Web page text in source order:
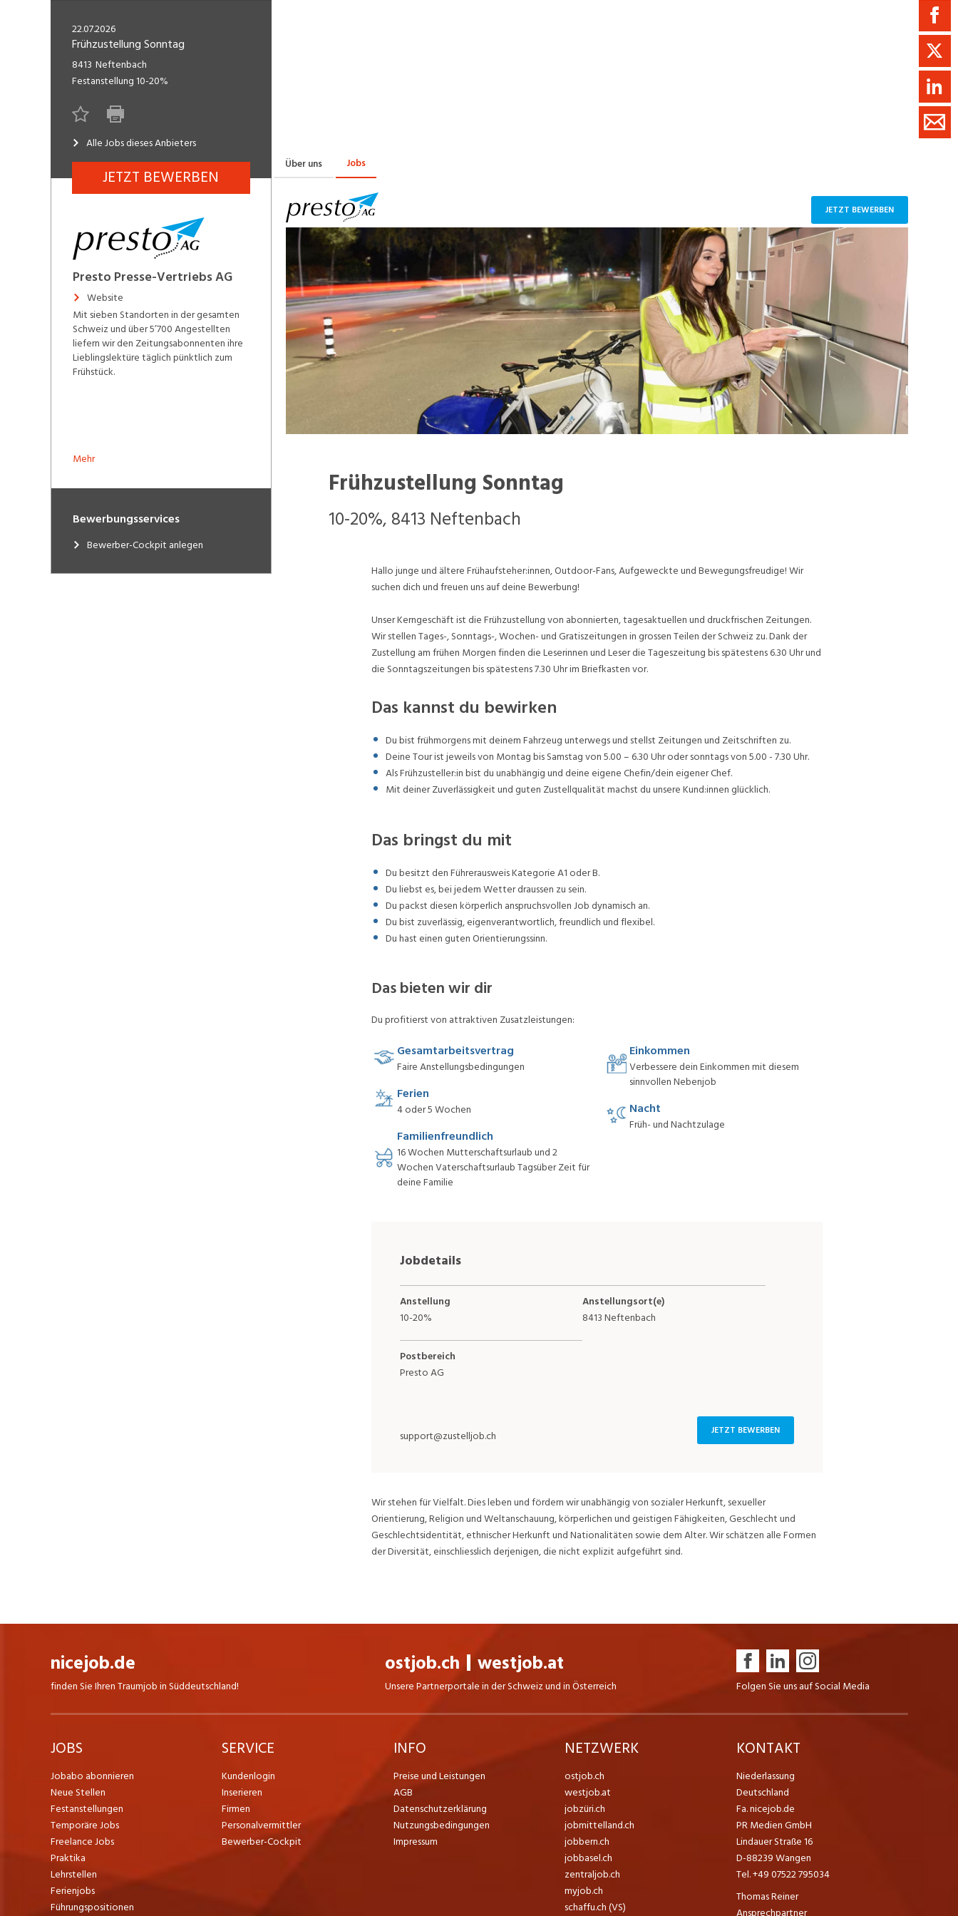
Freelance
Lehrstelle
Engineering, Technik, Architektur
Gastronomie, Hotellerie,
Tourismus, Lebensmittel
Informatik, Telekommunikation
Marketing, Kommunikation,
Medien, Druck (Fertigung)
Verkauf, Handel, Kundenberatung,
Sicherheit, Rettung, Polizei, Zoll
22.07.2026
Frühzustellung Sonntag
8413 Neftenbach
Festanstellung 10-20%
Alle Jobs dieses Anbieters
JETZT BEWERBEN
Über uns Jobs
Presto Presse-Vertriebs AG
Website
Mit sieben Standorten in der gesamten
Schweiz und über 5’700 Angestellten
liefern wir den Zeitungsabonnenten ihre
Lieblingslektüre täglich pünktlich zum
Frühstück.
Mehr
Bewerbungsservices
Bewerber-Cockpit anlegen
JETZT BEWERBEN
Frühzustellung Sonntag
10-20%, 8413 Neftenbach
Hallo junge und ältere Frühaufsteher:innen, Outdoor-Fans, Aufgeweckte und Bewegungsfreudige! Wir
suchen dich und freuen uns auf deine Bewerbung!
Unser Kerngeschäft ist die Frühzustellung von abonnierten, tagesaktuellen und druckfrischen Zeitungen.
Wir stellen Tages-, Sonntags-, Wochen- und Gratiszeitungen in grossen Teilen der Schweiz zu. Dank der
Zustellung am frühen Morgen finden die Leserinnen und Leser die Tageszeitung bis spätestens 6.30 Uhr und
die Sonntagszeitungen bis spätestens 7.30 Uhr im Briefkasten vor.
Das kannst du bewirken
Du bist frühmorgens mit deinem Fahrzeug unterwegs und stellst Zeitungen und Zeitschriften zu.
Deine Tour ist jeweils von Montag bis Samstag von 5.00 – 6.30 Uhr oder sonntags von 5.00 - 7.30 Uhr.
Als Frühzusteller:in bist du unabhängig und deine eigene Chefin/dein eigener Chef.
Mit deiner Zuverlässigkeit und guten Zustellqualität machst du unsere Kund:innen glücklich.
Das bringst du mit
Du besitzt den Führerausweis Kategorie A1 oder B.
Du liebst es, bei jedem Wetter draussen zu sein.
Du packst diesen körperlich anspruchsvollen Job dynamisch an.
Du bist zuverlässig, eigenverantwortlich, freundlich und flexibel.
Du hast einen guten Orientierungssinn.
Das bieten wir dir
Du profitierst von attraktiven Zusatzleistungen:
Gesamtarbeitsvertrag
Faire Anstellungsbedingungen
Ferien
4 oder 5 Wochen
Familienfreundlich
16 Wochen Mutterschaftsurlaub und 2
Wochen Vaterschaftsurlaub Tagsüber Zeit für
deine Familie
Einkommen
Verbessere dein Einkommen mit diesem
sinnvollen Nebenjob
Nacht
Früh- und Nachtzulage
Jobdetails
Anstellung
10-20%
Anstellungsort(e)
8413 Neftenbach
Postbereich
Presto AG
support@zustelljob.ch JETZT BEWERBEN
Wir stehen für Vielfalt. Dies leben und fördern wir unabhängig von sozialer Herkunft, sexueller
Orientierung, Religion und Weltanschauung, körperlichen und geistigen Fähigkeiten, Geschlecht und
Geschlechtsidentität, ethnischer Herkunft und Nationalitäten sowie dem Alter. Wir schätzen alle Formen
der Diversität, einschliesslich derjenigen, die nicht explizit aufgeführt sind.
nicejob.de
finden Sie Ihren Traumjob in Süddeutschland!
ostjob.ch westjob.at
Unsere Partnerportale in der Schweiz und in Österreich Folgen Sie uns auf Social Media
JOBS
Jobabo abonnieren
Neue Stellen
Festanstellungen
Temporäre Jobs
Freelance Jobs
Praktika
Lehrstellen
Ferienjobs
Führungspositionen
SERVICE
Kundenlogin
Inserieren
Firmen
Personalvermittler
Bewerber-Cockpit
INFO
Preise und Leistungen
AGB
Datenschutzerklärung
Nutzungsbedingungen
Impressum
NETZWERK
ostjob.ch
westjob.at
jobzüri.ch
jobmittelland.ch
jobbern.ch
jobbasel.ch
zentraljob.ch
myjob.ch
schaffu.ch (VS)
KONTAKT
Niederlassung
Deutschland
Fa. nicejob.de
PR Medien GmbH
Lindauer Straße 16
D-88239 Wangen
Tel. +49 07522 795034
Thomas Reiner